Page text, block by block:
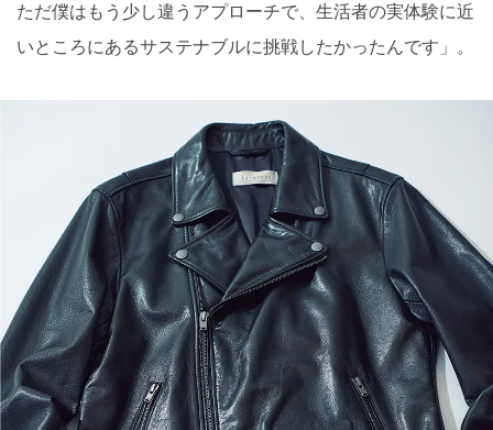
ただ僕はもう少し違うアプローチで、生活者の実体験に近
いところにあるサステナブルに挑戦したかったんです」。